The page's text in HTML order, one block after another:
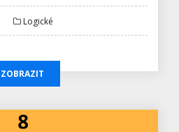
Logické
ZOBRAZIT